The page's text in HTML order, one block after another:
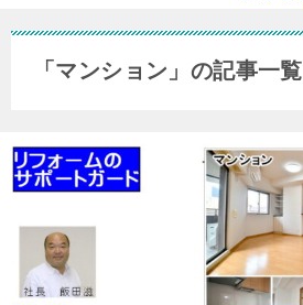
「マンション」の記事一覧